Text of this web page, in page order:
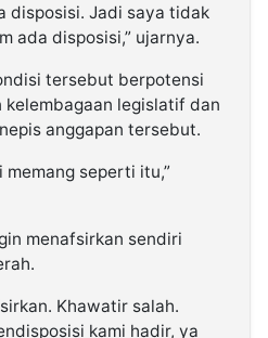
disposisi. Jadi saya tidak
ada disposisi,” ujarnya.
tersebut berpotensi
kelembagaan legislatif dan
anggapan tersebut.
memang seperti itu,”
menafsirkan sendiri
Khawatir salah.
kami hadir, ya